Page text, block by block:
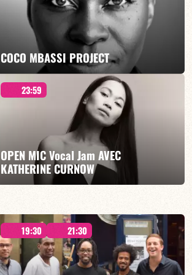
EN SAVOIR PLUS
COCO MBASSI PROJECT
23:59
OPEN MIC Vocal Jam AVEC
KATHERINE CURNOW
À PARTIR DE MINUIT
19:30 21:30